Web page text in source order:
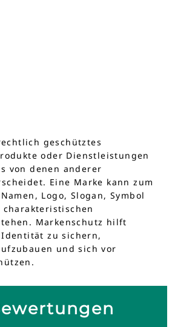
geschütztes
oder Dienstleistungen
von denen anderer
Eine Marke kann zum
Logo, Slogan, Symbol
Markenschutz hilft
zu sichern,
und sich vor